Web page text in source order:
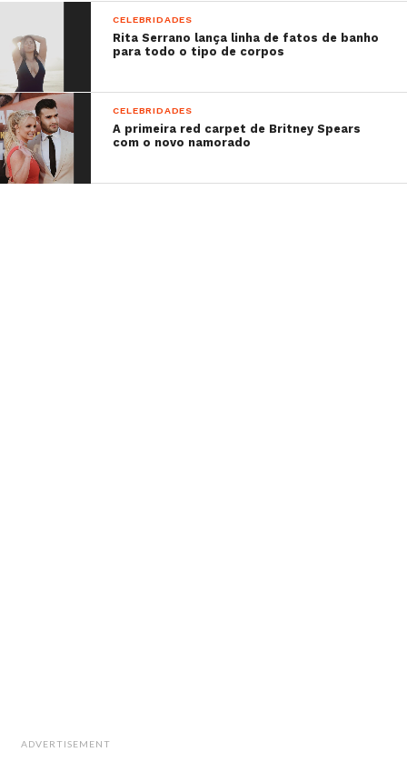
CELEBRIDADES
Rita Serrano lança linha de fatos de banho
para todo o tipo de corpos
CELEBRIDADES
A primeira red carpet de Britney Spears
com o novo namorado
ADVERTISEMENT